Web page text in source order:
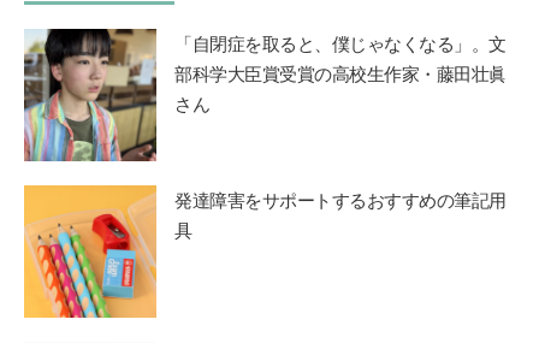
「自閉症を取ると、僕じゃなくなる」。文
部科学大臣賞受賞の高校生作家・藤田壮眞
さん
発達障害をサポートするおすすめの筆記用
具